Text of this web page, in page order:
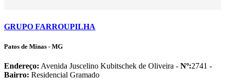
GRUPO FARROUPILHA
Patos de Minas - MG
Endereço: Avenida Juscelino Kubitschek de Oliveira - Nº:2741 -
Bairro: Residencial Gramado